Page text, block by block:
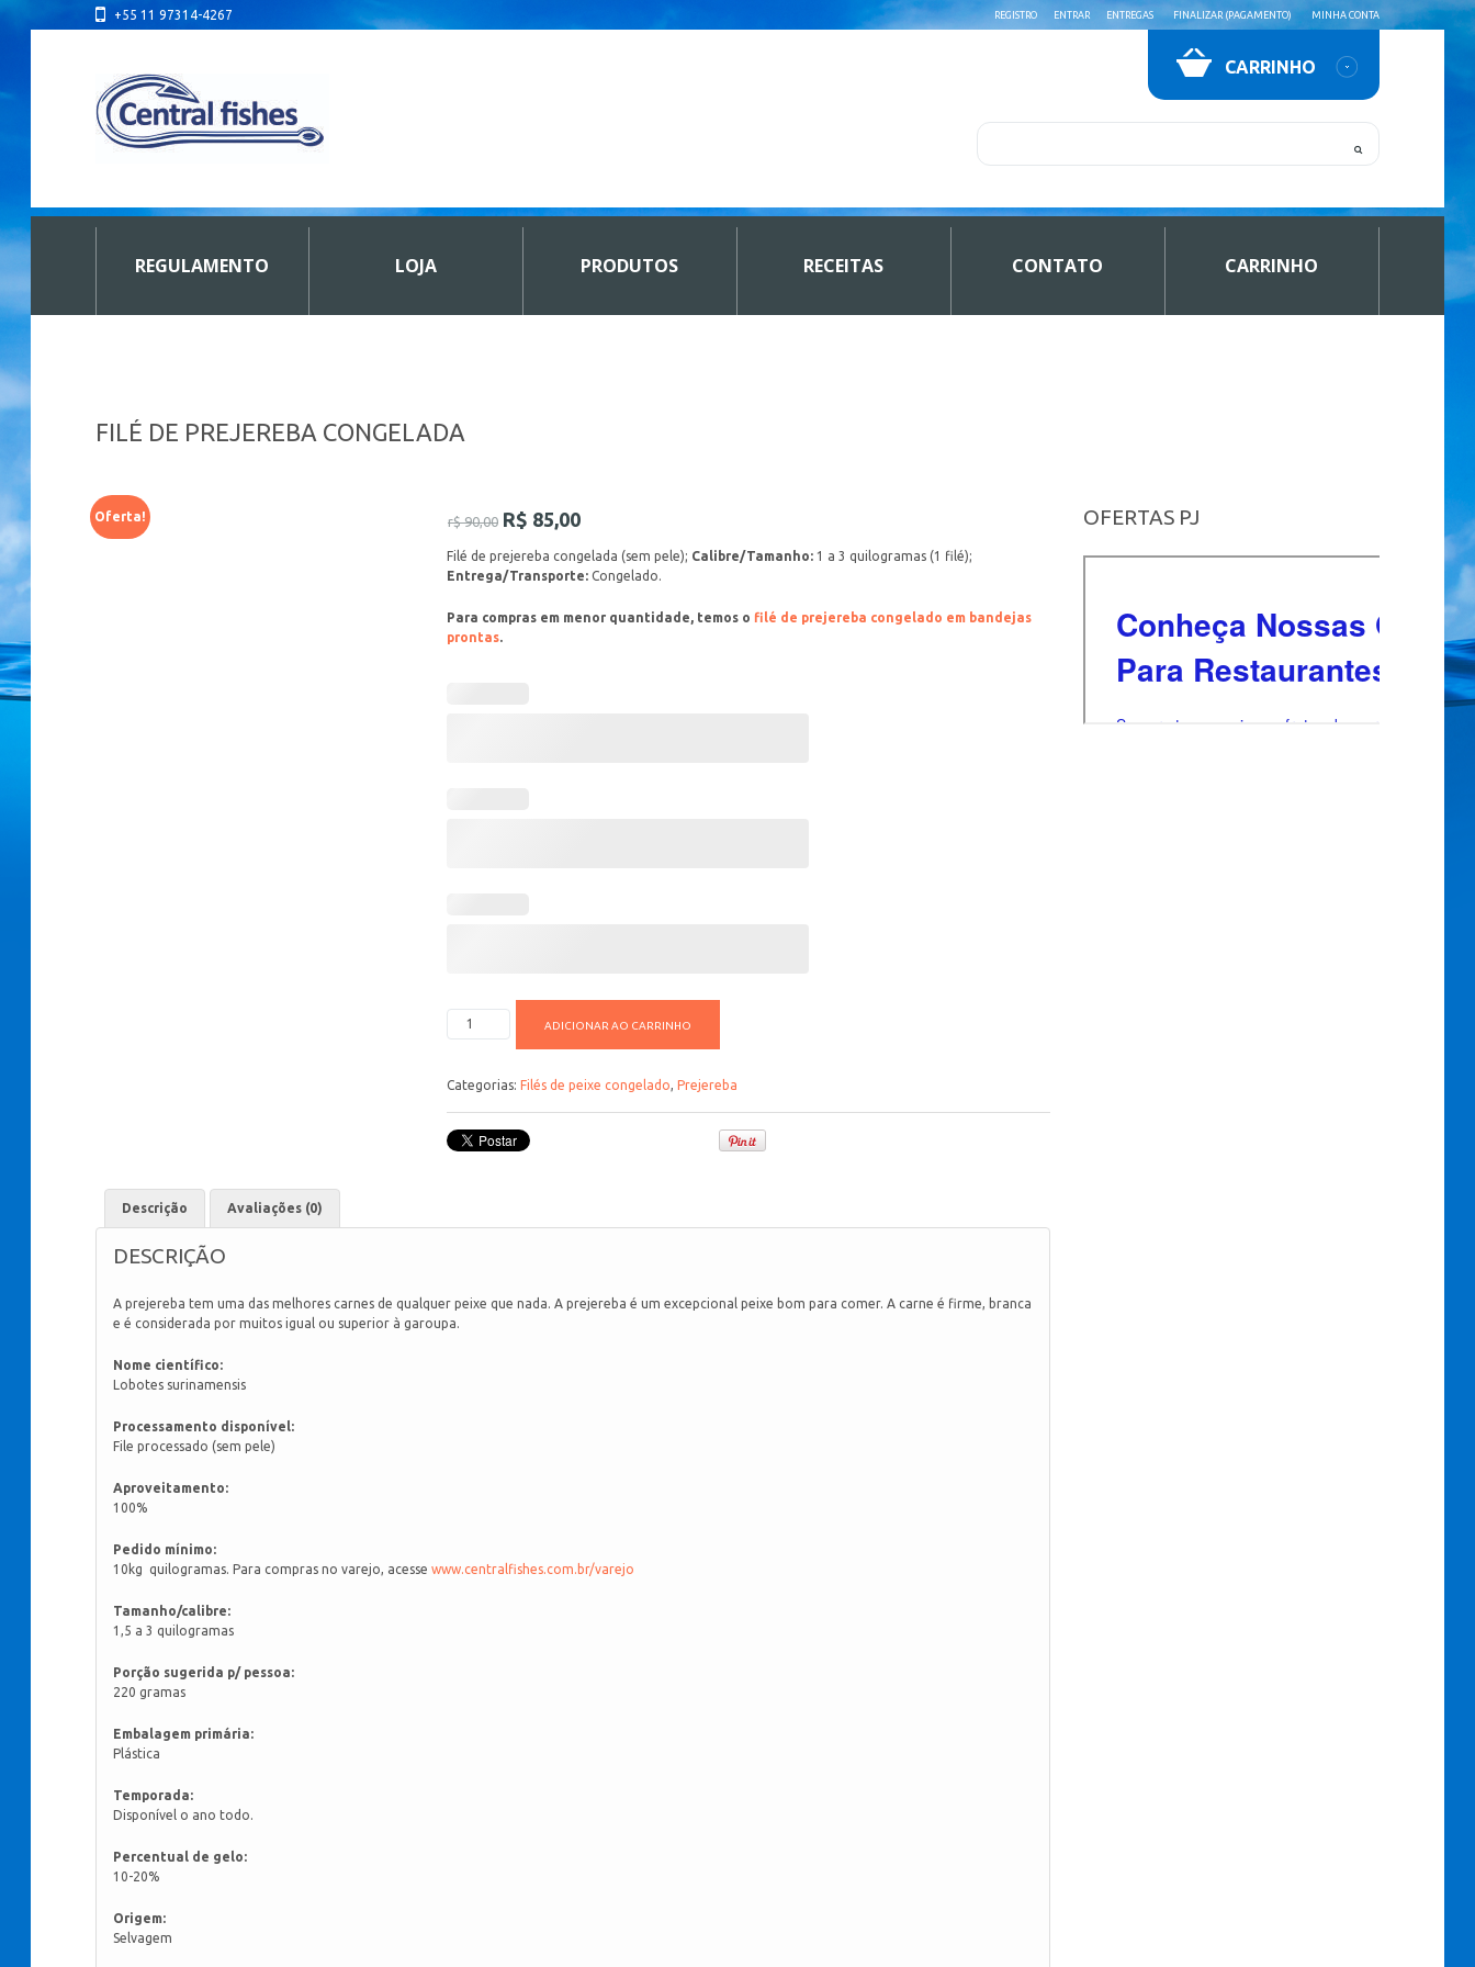
+55 11 97314-4267 REGISTRO ENTRAR ENTREGAS FINALIZAR (PAGAMENTO) MINHA CONTA
CARRINHO
REGULAMENTO LOJA PRODUTOS RECEITAS CONTATO CARRINHO
FILÉ DE PREJEREBA CONGELADA
Oferta! r$90,00 R$ 85,00
Filé de prejereba congelada (sem pele); Calibre/Tamanho: 1 a 3 quilogramas (1 filé);
Entrega/Transporte: Congelado.
Para compras em menor quantidade, temos o filé de prejereba congelado em bandejas
prontas.
ADICIONAR AO CARRINHO
Categorias: Filés de peixe congelado, Prejereba
Descrição Avaliações (0)
DESCRIÇÃO
A prejereba tem uma das melhores carnes de qualquer peixe que nada. A prejereba é um excepcional peixe bom para comer. A carne é firme, branca
e é considerada por muitos igual ou superior à garoupa.
Nome científico:
Lobotes surinamensis
Processamento disponível:
File processado (sem pele)
Aproveitamento:
100%
Pedido mínimo:
10kg quilogramas. Para compras no varejo, acesse www.centralfishes.com.br/varejo
Tamanho/calibre:
1,5 a 3 quilogramas
Porção sugerida p/ pessoa:
220 gramas
Embalagem primária:
Plástica
Temporada:
Disponível o ano todo.
Percentual de gelo:
10-20%
Origem:
Selvagem
OFERTAS PJ